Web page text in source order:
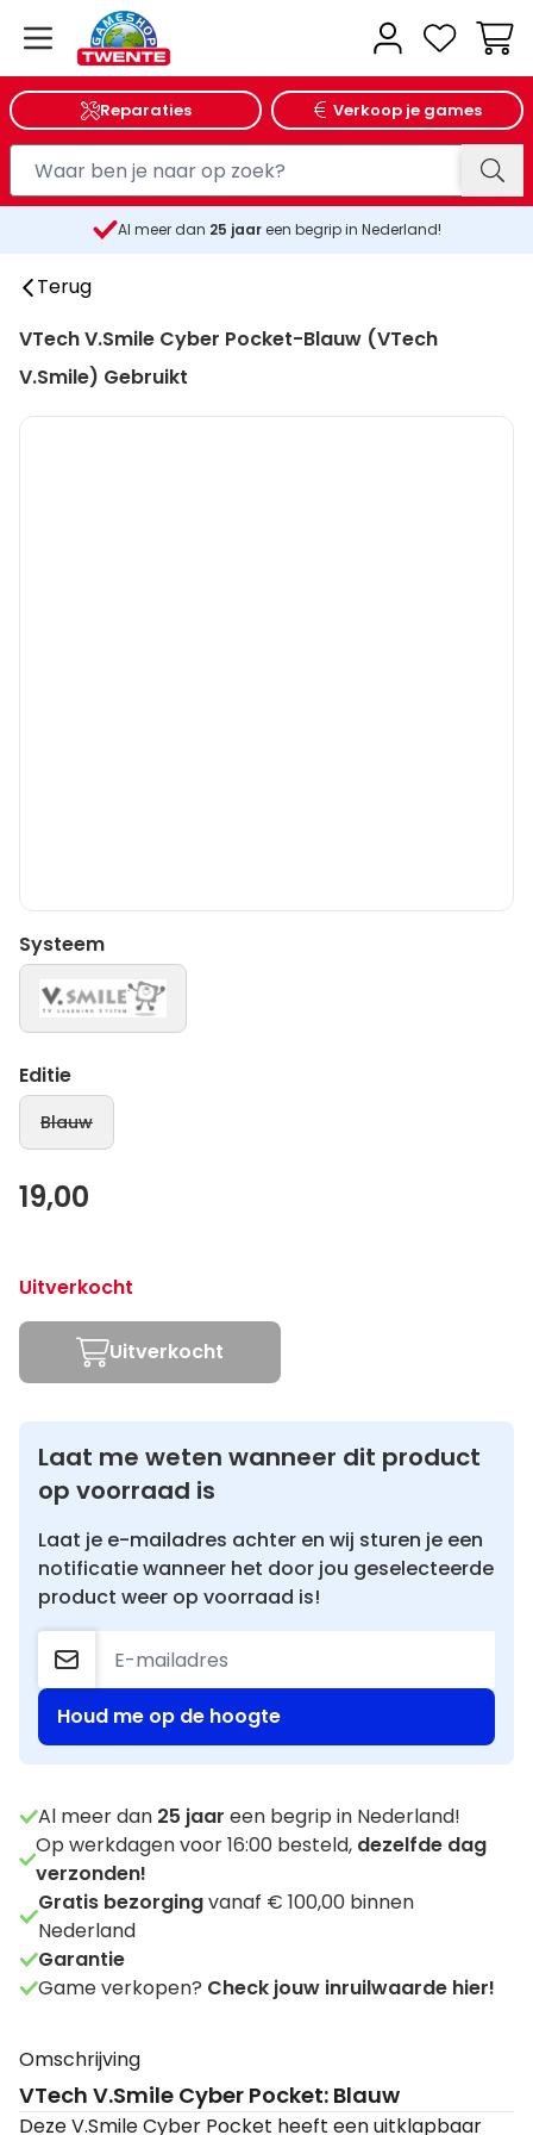
Reparaties Verkoop je games
Al meer dan 25 jaareen begrip in Nederland!
Terug
VTech V.Smile Cyber Pocket-Blauw (VTech
V.Smile) Gebruikt
Systeem
Editie
Blauw
19,00
Uitverkocht
Uitverkocht
Laat me weten wanneer dit product
op voorraad is
Laat je e-mailadres achter en wij sturen je een
notificatie wanneer het door jou geselecteerde
product weer op voorraad is!
Houd me op de hoogte
Al meer dan 25 jaar een begrip in Nederland!
Op werkdagen voor 16:00 besteld, dezelfde dag
verzonden!
Gratis bezorgingvanaf € 100,00 binnen
Nederland
Garantie
Game verkopen? Check jouw inruilwaarde hier!
Omschrijving
VTech V.Smile Cyber Pocket: Blauw
Deze V.Smile Cyber Pocket heeft een uitklapbaar